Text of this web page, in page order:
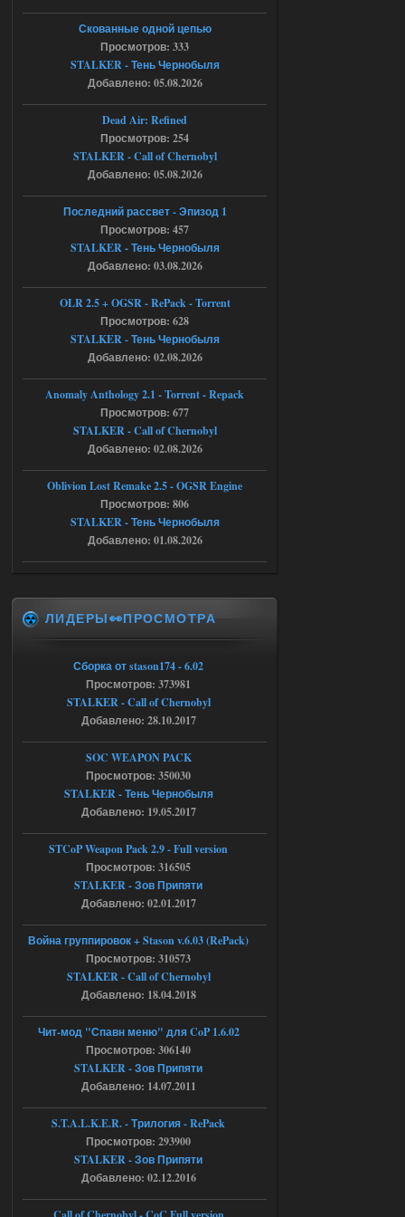
Ответить ➤
Игра для сталкера 21-очко
ruslanpyrusov
как изменить макс сумму
ставки в файлах чтобы
ставить больше 1 к
Ответить ➤
Тайна Зоны - Remaster 2026
Stalker-Mods-Clan-su
Ответить ➤
Тайна Зоны - Remaster 2026
патч я установил после
установки мода, да, ладно,
наверное вы правы придется ожидать
Ответить ➤
05.08.2026
Тайна Зоны - Remaster 2026
Stalker-Mods-Clan-su
Ответить ➤
05.08.2026
AndreySA
[05.08.26
20:23:10.934] [17468]
[error]Expression : FATAL ERROR
[error]Function :
CScriptEngine::lua_pcall_failed
[error]File : D:\a\OGSR-
Engine\OGSR-
Engine\ogsr_engine\COMMON_AI\scrip
t_engine.cpp
[error]Line : 75
[error]Description :
[CScriptEngine::lua_pcall_failed]: ... -
shadow of
chernobyl\gamedata\scripts\xr_camper.sc
ript:510: attempt to index local 'manager'
(a nil value)
Вылет после захода в Припять.
Ответить ➤
Скованные одной цепью
18:37
r4908778
с избавлением от баласта,
доходяга.
Ответить ➤
05.08.2026
Путь во мгле + GUNSLINGER mod
Stalker-Mods-Clan-su
Доступно только для пользователей
Скованные одной цепью
Просмотров: 333
STALKER - Тень Чернобыля
Добавлено: 05.08.2026
Dead Air: Refined
Просмотров: 254
STALKER - Call of Chernobyl
Добавлено: 05.08.2026
Последний рассвет - Эпизод 1
Просмотров: 457
STALKER - Тень Чернобыля
Добавлено: 03.08.2026
OLR 2.5 + OGSR - RePack - Torrent
Просмотров: 628
STALKER - Тень Чернобыля
Добавлено: 02.08.2026
Anomaly Anthology 2.1 - Torrent - Repack
Просмотров: 677
STALKER - Call of Chernobyl
Добавлено: 02.08.2026
Oblivion Lost Remake 2.5 - OGSR Engine
Просмотров: 806
STALKER - Тень Чернобыля
Добавлено: 01.08.2026
ЛИДЕРЫ👀ПРОСМОТРА
Сборка от stason174 - 6.02
Просмотров: 373981
STALKER - Call of Chernobyl
Добавлено: 28.10.2017
SOC WEAPON PACK
Просмотров: 350030
STALKER - Тень Чернобыля
Добавлено: 19.05.2017
STCoP Weapon Pack 2.9 - Full version
Просмотров: 316505
STALKER - Зов Припяти
Добавлено: 02.01.2017
Война группировок + Stason v.6.03 (RePack)
Просмотров: 310573
STALKER - Call of Chernobyl
Добавлено: 18.04.2018
Чит-мод "Спавн меню" для CoP 1.6.02
Просмотров: 306140
STALKER - Зов Припяти
Добавлено: 14.07.2011
S.T.A.L.K.E.R. - Трилогия - RePack
Просмотров: 293900
STALKER - Зов Припяти
Добавлено: 02.12.2016